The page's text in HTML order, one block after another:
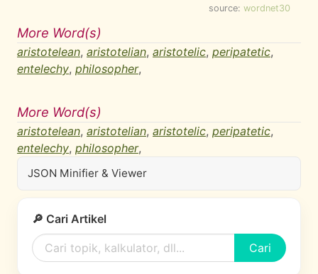
source: wordnet30
More Word(s)
aristotelean, aristotelian, aristotelic, peripatetic,
entelechy, philosopher,
More Word(s)
aristotelean, aristotelian, aristotelic, peripatetic,
entelechy, philosopher,
JSON Minifier & Viewer
🔎 Cari Artikel
Cari